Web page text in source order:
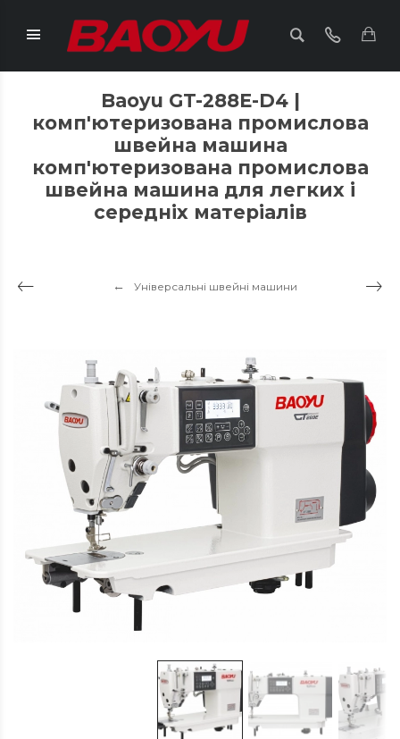
Baoyu GT-288E-D4 |
комп'ютеризована промислова
швейна машина
комп'ютеризована промислова
швейна машина для легких і
середніх матеріалів
Універсальні швейні машини